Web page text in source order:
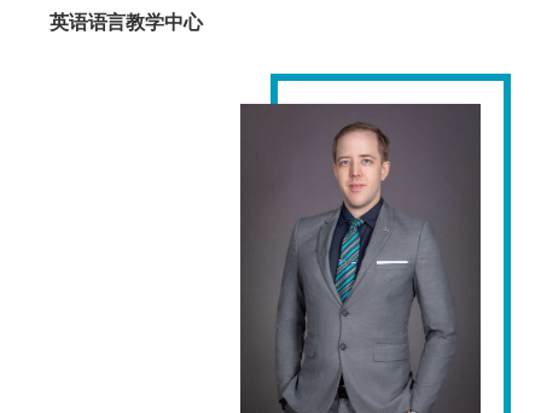
英语语言教学中心